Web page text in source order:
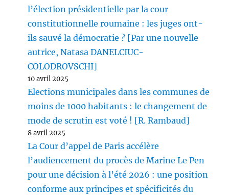
l’élection présidentielle par la cour
constitutionnelle roumaine : les juges ont-
ils sauvé la démocratie ? [Par une nouvelle
autrice, Natasa DANELCIUC-
COLODROVSCHI]
10 avril 2025
Elections municipales dans les communes de
moins de 1000 habitants : le changement de
mode de scrutin est voté ! [R. Rambaud]
8 avril 2025
La Cour d’appel de Paris accélère
l’audiencement du procès de Marine Le Pen
pour une décision à l’été 2026 : une position
conforme aux principes et spécificités du